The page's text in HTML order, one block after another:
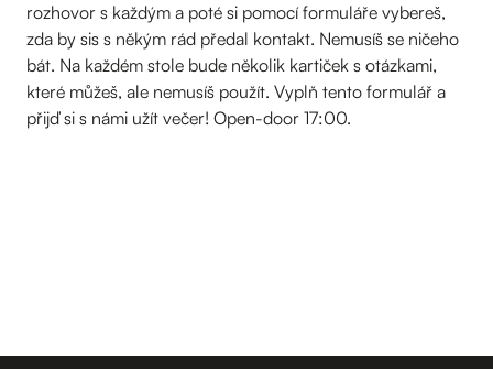
rozhovor s každým a poté si pomocí formuláře vybereš,
zda by sis s někým rád předal kontakt. Nemusíš se ničeho
bát. Na každém stole bude několik kartiček s otázkami,
které můžeš, ale nemusíš použít. Vyplň tento formulář a
přijď si s námi užít večer! Open-door 17:00.